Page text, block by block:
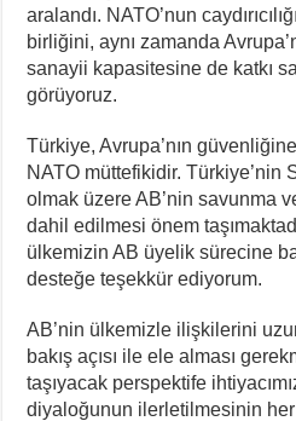
aralandı. NATO’nun
birliğini, aynı zamanda
sanayii kapasitesine de katkı
görüyoruz.
Türkiye, Avrupa’nın
NATO müttefikidir. Türkiye’nin
olmak üzere AB’nin savunma
dahil edilmesi önem
ülkemizin AB üyelik sürecine
desteğe teşekkür ediyorum.
AB’nin ülkemizle ilişkilerini
bakış açısı ile ele alması
taşıyacak perspektife
diyaloğunun ilerletilmesinin